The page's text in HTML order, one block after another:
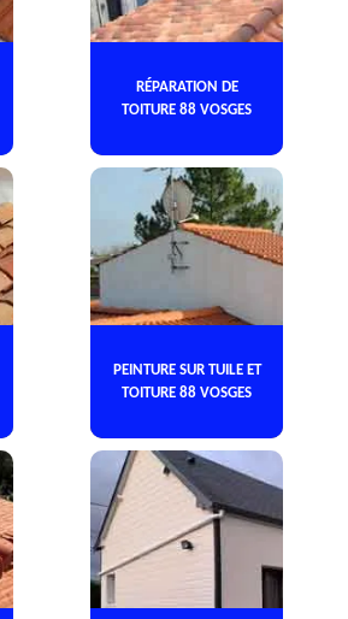
RÉPARATION DE
TOITURE 88 VOSGES
PEINTURE SUR TUILE ET
TOITURE 88 VOSGES